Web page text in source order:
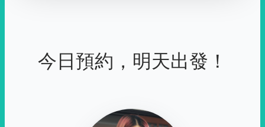
今日預約，明天出發！